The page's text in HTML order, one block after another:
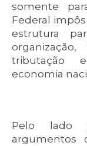
somente
Federal
estrutura
tributação
economia
Pelo lado
argumentos